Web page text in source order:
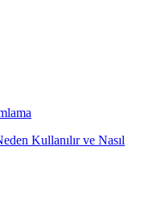
Kullanılır ve Nasıl